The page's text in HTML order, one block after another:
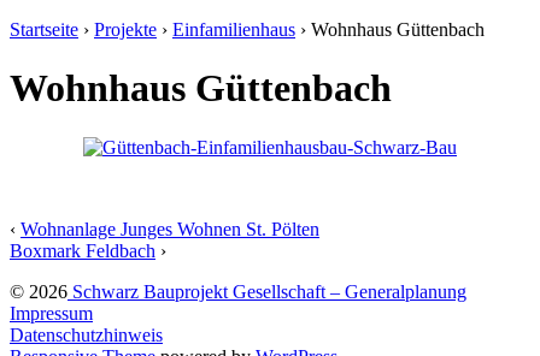
Startseite › Projekte › Einfamilienhaus › Wohnhaus Güttenbach
Wohnhaus Güttenbach
‹ Wohnanlage Junges Wohnen St. Pölten
Boxmark Feldbach ›
© 2026 Schwarz Bauprojekt Gesellschaft – Generalplanung
Impressum
Datenschutzhinweis